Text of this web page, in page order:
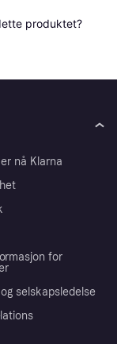
produktet?
nå Klarna
for
selskapsledelse